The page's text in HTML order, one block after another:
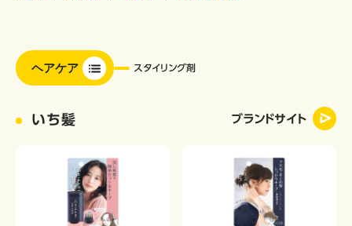
ヘアケア スタイリング剤
いち髪 ブランドサイト